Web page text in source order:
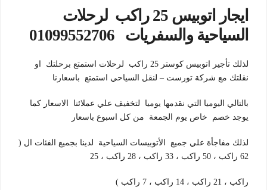
ايجار اتوبيس 25 راكب لرحلات
السياحية والسفريات 01099552706
لذلك تأجير اتوبيس كوستر 25 راكب لرحلات استمتع برحلتك او
نقلتك مع شركة تورست – لنقل السياحي استمتع باسعارنا
بالتالي اليوميا التي نقدمها يوميا لتخفيف علي عملائنا الاسعار كما
يوجد خصم خاص يوم الجمعة من كل اسبوع باسعار
لذلك مفاجأة علي جميع الأتوبيسات السياحية لدينا بجميع الفئات ال (
62 راكب ، 50 راكب ، 33 راكب ، 28 راكب ، 25
راكب ، 21 راكب ، 14 راكب ، 7 راكب )